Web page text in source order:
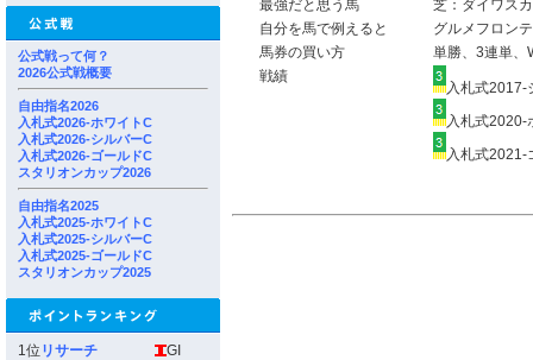
公式戦って何？
2026公式戦概要
自由指名2026
入札式2026-ホワイトC
入札式2026-シルバーC
入札式2026-ゴールドC
スタリオンカップ2026
自由指名2025
入札式2025-ホワイトC
入札式2025-シルバーC
入札式2025-ゴールドC
スタリオンカップ2025
1位 リサーチ
GI
最強だと思う馬
芝：ダイワス
自分を馬で例えると
グルメフロン
馬券の買い方
単勝、3連単、
戦績
入札式2017-
入札式2020-
入札式2021-